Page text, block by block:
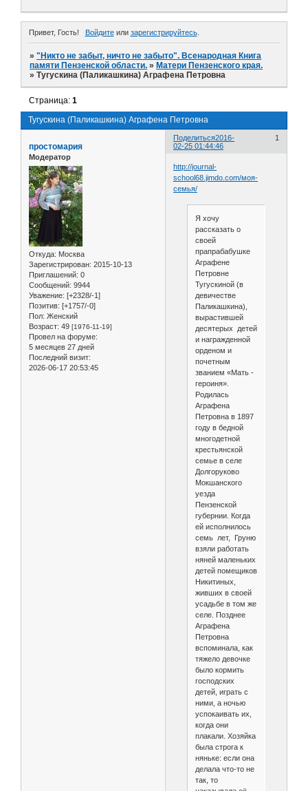
Привет, Гость! Войдитеили зарегистрируйтесь.
»"Никто не забыт, ничто не забыто". Всенародная Книга
памяти Пензенской области. » Матери Пензенского края.
»Тугускина (Паликашкина) Аграфена Петровна
Тугускина (Паликашкина) Аграфена Петровна
Страница:1
Поделиться 1
2016-
02-25 01:44:46
простомария
Модератор
Откуда: Москва
Зарегистрирован: 2015-10-13
Приглашений: 0
Сообщений: 9944
Уважение: [+2328/-1]
Позитив: [+1757/-0]
Пол: Женский
Возраст: 49 [1976-11-19]
Провел на форуме:
5 месяцев 27 дней
Последний визит:
2026-06-17 20:53:45
http://journal-
school68.jimdo.com/моя-
семья/
Я хочу
рассказать о
своей
прапрабабушке
Аграфене
Петровне
Тугускиной (в
девичестве
Паликашкина),
вырастившей
десятерых детей
и награжденной
орденом и
почетным
званием «Мать -
героиня».
Родилась
Аграфена
Петровна в 1897
году в бедной
многодетной
крестьянской
семье в селе
Долгоруково
Мокшанского
уезда
Пензенской
губернии. Когда
ей исполнилось
семь лет, Груню
взяли работать
няней маленьких
детей помещиков
Никитиных,
живших в своей
усадьбе в том же
селе. Позднее
Аграфена
Петровна
вспоминала, как
тяжело девочке
было кормить
господских
детей, играть с
ними, а ночью
успокаивать их,
когда они
плакали. Хозяйка
была строга к
няньке: если она
делала что-то не
так, то